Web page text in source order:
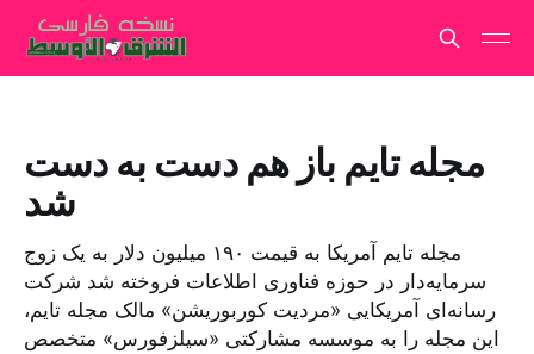
مجله تایم باز هم دست به دست
شد
مجله تایم آمریکا به قیمت ۱۹۰ میلیون دلار به یک زوج
سرمایه‌دار در حوزه فناوری اطلاعات فروخته شد شرکت
رسانه‌ای آمریکایی «مردیت کوربوریشن» مالک مجله‌ تایم،
این مجله را به موسسه مشارکتی «سیلزفورس» متخصص